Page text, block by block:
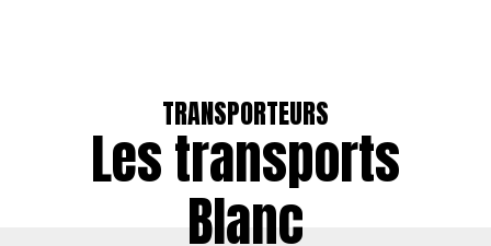
TRANSPORTEURS
Les transports
Blanc